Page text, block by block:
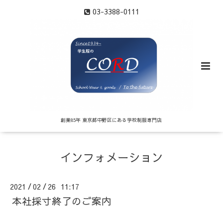
03-3388-0111
創業85年 東京都中野区にある学校制服専門店
インフォメーション
2021 /02 / 26 11:17
本社採寸終了のご案内